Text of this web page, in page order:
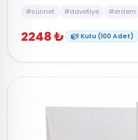
#sünnet #davetiye #erdem
2248 ₺ 1 Kutu (100 Adet)